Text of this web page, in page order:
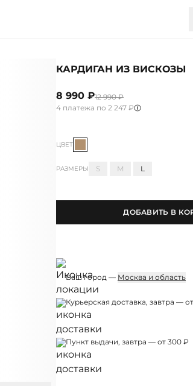
КАРДИГАН ИЗ ВИСКОЗЫ
8 990 ₽12 990 ₽
4 платежа по 2 247 ₽
ЦВЕТ
РАЗМЕРЫ S M L
ДОБАВИТЬ В
Ваш город — Москва и область
Курьерская доставка, завтра —
Пункт выдачи, завтра — от 300 ₽